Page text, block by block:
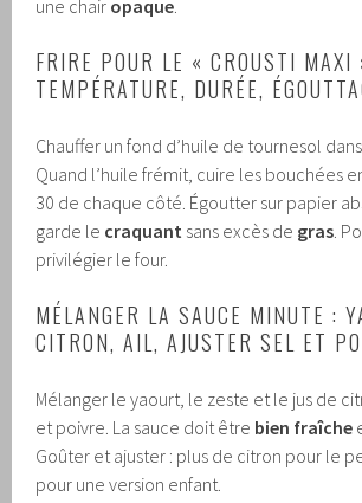
une chair opaque.
FRIRE POUR LE « CROUSTI MAXI
TEMPÉRATURE, DURÉE,
Chauffer un fond d’huile de tournesol
Quand l’huile frémit, cuire les bouchées
30 de chaque côté. Égoutter sur papier
garde le craquant sans excès de gras.
privilégier le four.
MÉLANGER LA SAUCE MINUTE :
CITRON, AIL, AJUSTER SEL ET
Mélanger le yaourt, le zeste et le jus de
et poivre. La sauce doit être bien fraîche
Goûter et ajuster : plus de citron pour le
pour une version enfant.